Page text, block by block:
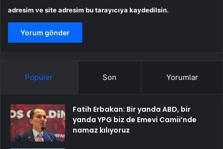
adresim ve site adresim bu tarayıcıya kaydedilsin.
Popüler Son Yorumlar
Fatih Erbakan: Bir yanda ABD, bir
yanda YPG biz de Emevi Camii’nde
namaz kılıyoruz